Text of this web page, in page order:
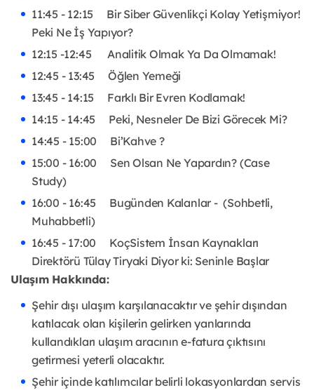
11:45 - 12:15 Bir Siber Güvenlikçi Kolay Yetişmiyor!
Peki Ne İş Yapıyor?
12:15 -12:45 Analitik Olmak Ya Da Olmamak!
12:45 - 13:45 Öğlen Yemeği
13:45 - 14:15 Farklı Bir Evren Kodlamak!
14:15 - 14:45 Peki, Nesneler De Bizi Görecek Mi?
14:45 - 15:00 Bi’Kahve ?
15:00 - 16:00 Sen Olsan Ne Yapardın? (Case
Study)
16:00 - 16:45 Bugünden Kalanlar - (Sohbetli,
Muhabbetli)
16:45 - 17:00 KoçSistem İnsan Kaynakları
Direktörü Tülay Tiryaki Diyor ki: Seninle Başlar
Ulaşım Hakkında:
Şehir dışı ulaşım karşılanacaktır ve şehir dışından
katılacak olan kişilerin gelirken yanlarında
kullandıkları ulaşım aracının e-fatura çıktısını
getirmesi yeterli olacaktır.
Şehir içinde katılımcılar belirli lokasyonlardan servis